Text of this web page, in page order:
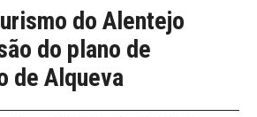
do Alentejo
do plano de
de Alqueva